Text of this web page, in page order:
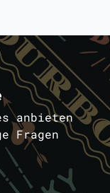
anbieten
Fragen